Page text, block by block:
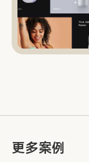
更多案例